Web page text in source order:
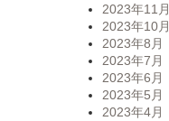
2023年11月
2023年10月
2023年8月
2023年7月
2023年6月
2023年5月
2023年4月